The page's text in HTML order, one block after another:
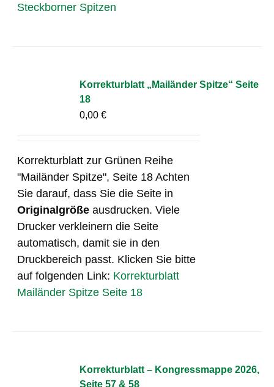
Steckborner Spitzen
Korrekturblatt „Mailänder Spitze“ Seite
18
0,00€
Korrekturblatt zur Grünen Reihe
"Mailänder Spitze", Seite 18 Achten
Sie darauf, dass Sie die Seite in
Originalgröße ausdrucken. Viele
Drucker verkleinern die Seite
automatisch, damit sie in den
Druckbereich passt. Klicken Sie bitte
auf folgenden Link: Korrekturblatt
Mailänder Spitze Seite 18
Korrekturblatt – Kongressmappe 2026,
Seite 57 & 58